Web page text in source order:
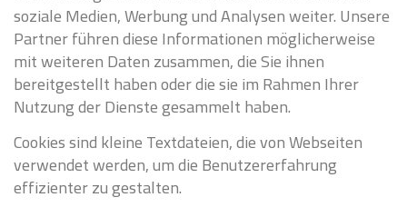
soziale Medien, Werbung und Analysen weiter. Unsere
Partner führen diese Informationen möglicherweise
mit weiteren Daten zusammen, die Sie ihnen
bereitgestellt haben oder die sie im Rahmen Ihrer
Nutzung der Dienste gesammelt haben.
Cookies sind kleine Textdateien, die von Webseiten
verwendet werden, um die Benutzererfahrung
effizienter zu gestalten.